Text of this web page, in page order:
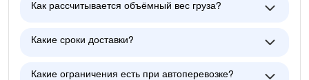
Как рассчитывается объёмный вес груза?
Какие сроки доставки?
Какие ограничения есть при автоперевозке?